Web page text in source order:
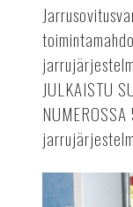
JULKAISTU